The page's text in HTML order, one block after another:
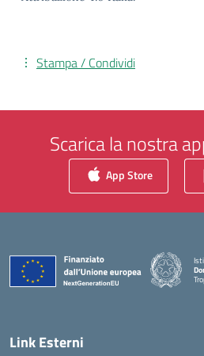
Stampa / Condividi
Scarica la nostra
App Store
Link Esterni